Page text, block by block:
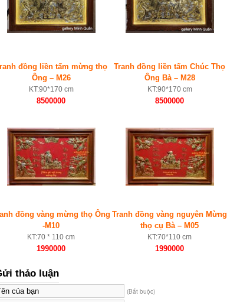
đồng liền tấm mừng thọ
Ông – M26
KT:90*170 cm
8500000
Tranh đồng liền tấm Chúc Thọ
Ông Bà – M28
KT:90*170 cm
8500000
đồng vàng mừng thọ Ông
-M10
KT:70 * 110 cm
1990000
Tranh đồng vàng nguyên Mừng
thọ cụ Bà – M05
KT:70*110 cm
1990000
thảo luận
(Bắt buộc)